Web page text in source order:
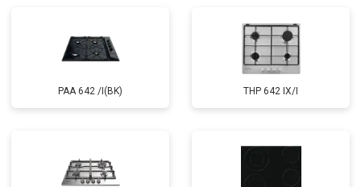
PAA 642 /I(BK) THP 642 IX/I